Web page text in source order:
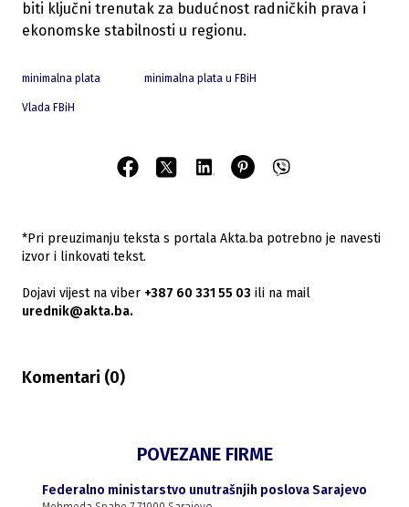
biti ključni trenutak za budućnost radničkih prava i
ekonomske stabilnosti u regionu.
minimalna plata minimalna plata u FBiH
Vlada FBiH
*Pri preuzimanju teksta s portala Akta.ba potrebno je navesti
izvor i linkovati tekst.
Dojavi vijest na viber +387 60 331 55 03 ili na mail
urednik@akta.ba.
Komentari (0)
POVEZANE FIRME
Federalno ministarstvo unutrašnjih poslova Sarajevo